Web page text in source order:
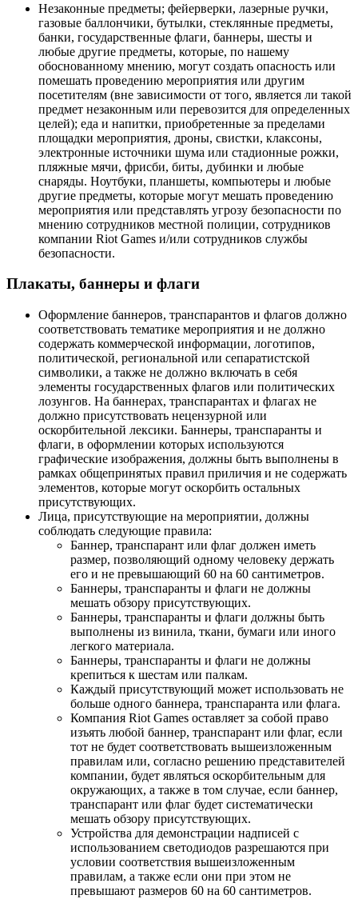
Незаконные предметы; фейерверки, лазерные ручки,
газовые баллончики, бутылки, стеклянные предметы,
банки, государственные флаги, баннеры, шесты и
любые другие предметы, которые, по нашему
обоснованному мнению, могут создать опасность или
помешать проведению мероприятия или другим
посетителям (вне зависимости от того, является ли такой
предмет незаконным или перевозится для определенных
целей); еда и напитки, приобретенные за пределами
площадки мероприятия, дроны, свистки, клаксоны,
электронные источники шума или стадионные рожки,
пляжные мячи, фрисби, биты, дубинки и любые
снаряды. Ноутбуки, планшеты, компьютеры и любые
другие предметы, которые могут мешать проведению
мероприятия или представлять угрозу безопасности по
мнению сотрудников местной полиции, сотрудников
компании Riot Games и/или сотрудников службы
безопасности.
Плакаты, баннеры и флаги
Оформление баннеров, транспарантов и флагов должно
соответствовать тематике мероприятия и не должно
содержать коммерческой информации, логотипов,
политической, региональной или сепаратистской
символики, а также не должно включать в себя
элементы государственных флагов или политических
лозунгов. На баннерах, транспарантах и флагах не
должно присутствовать нецензурной или
оскорбительной лексики. Баннеры, транспаранты и
флаги, в оформлении которых используются
графические изображения, должны быть выполнены в
рамках общепринятых правил приличия и не содержать
элементов, которые могут оскорбить остальных
присутствующих.
Лица, присутствующие на мероприятии, должны
соблюдать следующие правила:
Баннер, транспарант или флаг должен иметь
размер, позволяющий одному человеку держать
его и не превышающий 60 на 60 сантиметров.
Баннеры, транспаранты и флаги не должны
мешать обзору присутствующих.
Баннеры, транспаранты и флаги должны быть
выполнены из винила, ткани, бумаги или иного
легкого материала.
Баннеры, транспаранты и флаги не должны
крепиться к шестам или палкам.
Каждый присутствующий может использовать не
больше одного баннера, транспаранта или флага.
Компания Riot Games оставляет за собой право
изъять любой баннер, транспарант или флаг, если
тот не будет соответствовать вышеизложенным
правилам или, согласно решению представителей
компании, будет являться оскорбительным для
окружающих, а также в том случае, если баннер,
транспарант или флаг будет систематически
мешать обзору присутствующих.
Устройства для демонстрации надписей с
использованием светодиодов разрешаются при
условии соответствия вышеизложенным
правилам, а также если они при этом не
превышают размеров 60 на 60 сантиметров.